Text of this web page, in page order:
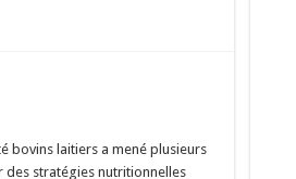
bovins laitiers a mené plusieurs
des stratégies nutritionnelles